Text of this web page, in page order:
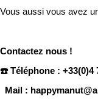
Vous aussi vous avez
Contactez nous !
☎️ Téléphone : +33(0)4
Mail :